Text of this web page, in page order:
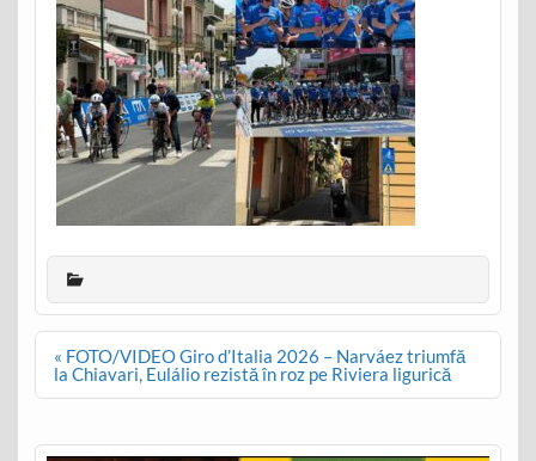
Post
navigation
« FOTO/VIDEO Giro d’Italia 2026 – Narváez triumfă
la Chiavari, Eulálio rezistă în roz pe Riviera ligurică